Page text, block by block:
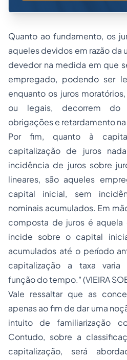
Quanto ao fundamento, os
aqueles devidos em razão
devedor na medida em que
empregado, podendo ser
enquanto os juros
ou legais, decorrem do
obrigações e retardamento
Por fim, quanto à
capitalização de juros
incidência de juros sobre
lineares, são aqueles
capital inicial, sem
nominais acumulados. Em
composta de juros é
incide sobre o capital
acumulados até o período
capitalização a taxa varia
função do tempo." (VIEIRA
Vale ressaltar que as
apenas ao fim de dar uma
intuito de familiarização
Contudo, sobre a
capitalização, será